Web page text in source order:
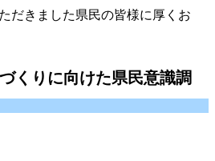
だきました県民の皆様に厚くお
くりに向けた県民意識調